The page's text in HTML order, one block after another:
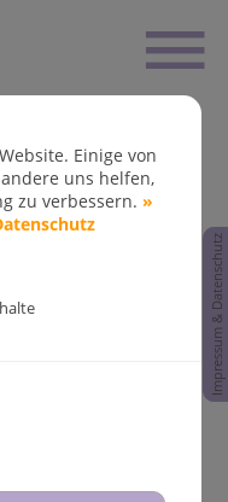
Einige von
uns helfen,
zu verbessern.»
Impressum & Datenschutz